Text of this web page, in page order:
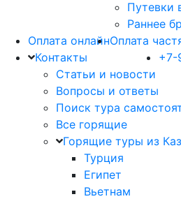
Путевки
Раннее
Оплата онлайнОплата
Контакты
Статьи и новости
Вопросы и ответы
+7-
Поиск тура
Все горящие
Горящие туры из
Турция
Египет
Вьетнам